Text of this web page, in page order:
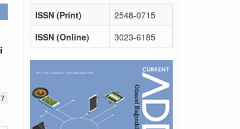
ISSN (Print)
2548-0715
ISSN (Online)
3023-6185